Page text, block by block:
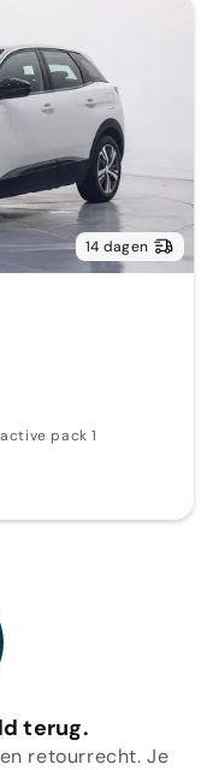
14 dagen
pack 1
terug.
retourrecht. Je